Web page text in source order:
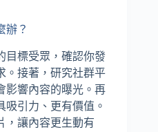
辦？
目標受眾，確認你發
。接著，研究社群平
影響內容的曝光。再
吸引力、更有價值。
，讓內容更生動有